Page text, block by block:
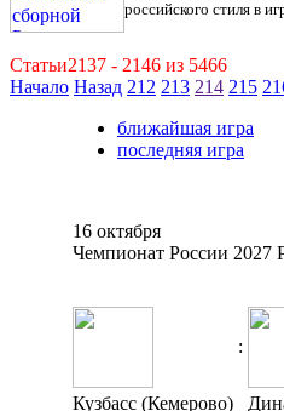
российского стиля в
Статьи2137 - 2146 из 5466
Начало Назад 212 213 214 215
ближайшая игра
последняя игра
16 октября
Чемпионат России 2027
:
Кузбасс (Кемерово)